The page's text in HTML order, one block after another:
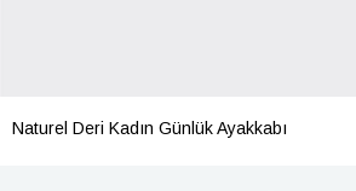
Naturel Deri Kadın Günlük Ayakkabı